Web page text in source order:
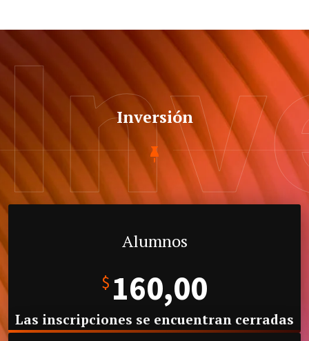
Inversión
Alumnos
$ 160,00
Las inscripciones se encuentran cerradas